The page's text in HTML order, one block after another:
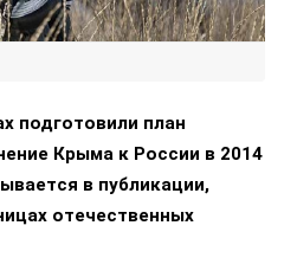
подготовили план
Крыма к России в 2014
в публикации,
отечественных